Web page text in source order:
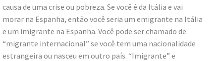
causa de uma crise ou pobreza. Se você é da Itália e vai
morar na Espanha, então você seria um emigrante na Itália
e um imigrante na Espanha. Você pode ser chamado de
“migrante internacional” se você tem uma nacionalidade
estrangeira ou nasceu em outro país. “Imigrante” e